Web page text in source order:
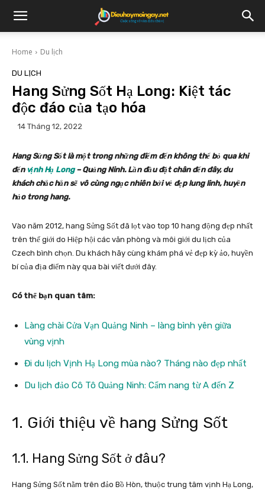
Home Du lịch
DU LỊCH
Hang Sửng Sốt Hạ Long: Kiệt tác
độc đáo của tạo hóa
14 Tháng 12, 2022
Hang Sửng Sốt là một trong những điểm đến không thể bỏ qua khi
đến vịnh Hạ Long– Quảng Ninh. Lần đầu đặt chân đến đây, du
khách chắc hẳn sẽ vô cùng ngạc nhiên bởi vẻ đẹp lung linh, huyền
hảo trong hang.
Vào năm 2012, hang Sửng Sốt đã lọt vào top 10 hang động đẹp nhất
trên thế giới do Hiệp hội các văn phòng và môi giới du lịch của
Czech bình chọn. Du khách hãy cùng khám phá vẻ đẹp kỳ ảo, huyền
bí của địa điểm này qua bài viết dưới đây.
Có thể bạn quan tâm:
Làng chài Cửa Vạn Quảng Ninh – làng bình yên giữa
vùng vịnh
Đi du lịch Vịnh Hạ Long mùa nào? Tháng nào đẹp nhất
Du lịch đảo Cô Tô Quảng Ninh: Cẩm nang từ A đến Z
1. Giới thiệu về hang Sửng Sốt
1.1. Hang Sửng Sốt ở đâu?
Hang Sửng Sốt nằm trên đảo Bồ Hòn, thuộc trung tâm vịnh Hạ Long,